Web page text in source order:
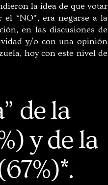
la idea de que votar
“NO”, era negarse a la
en las discusiones de
y/o con una opinión
hoy con este nivel de
de la
y de la